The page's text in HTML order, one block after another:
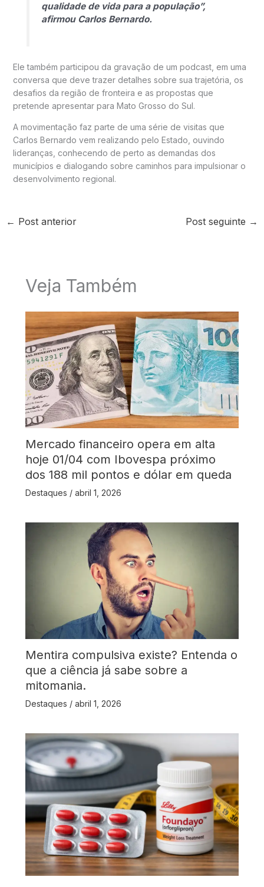
qualidade de vida para a população”,
afirmou Carlos Bernardo.
Ele também participou da gravação de um podcast, em uma
conversa que deve trazer detalhes sobre sua trajetória, os
desafios da região de fronteira e as propostas que
pretende apresentar para Mato Grosso do Sul.
A movimentação faz parte de uma série de visitas que
Carlos Bernardo vem realizando pelo Estado, ouvindo
lideranças, conhecendo de perto as demandas dos
municípios e dialogando sobre caminhos para impulsionar o
desenvolvimento regional.
← Post anterior Post seguinte →
Veja Também
Mercado financeiro opera em alta
hoje 01/04 com Ibovespa próximo
dos 188 mil pontos e dólar em queda
Destaques / abril 1, 2026
Mentira compulsiva existe? Entenda o
que a ciência já sabe sobre a
mitomania.
Destaques / abril 1, 2026